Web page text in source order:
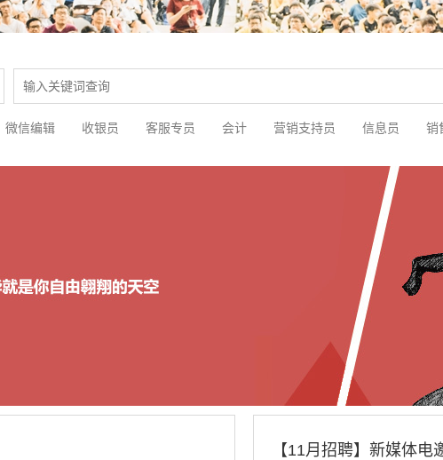
微信编辑 收银员 客服专员 会计 营销支持员 信息员 销
【11月招聘】新媒体电